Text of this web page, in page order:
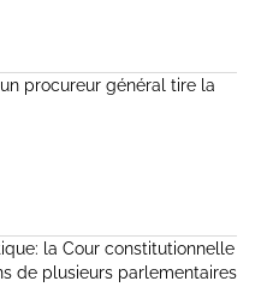
un procureur général tire la
la Cour constitutionnelle
de plusieurs parlementaires